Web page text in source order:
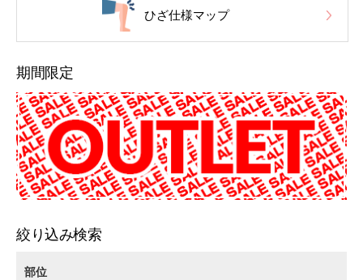
ひざ仕様マップ
期間限定
絞り込み検索
部位